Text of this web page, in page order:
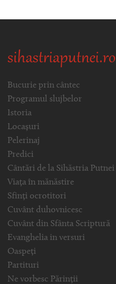
sihastriaputnei.ro
Bucurie prin cântec
Programul slujbelor
Istoria
Locașuri
Pelerinaj
Predici
Cântări de la Sihăstria Putnei
Viața în mănăstire
Sfinți ocrotitori
Cuvânt duhovnicesc
Cuvânt din Sfânta Scriptură
Evanghelia in versuri
Oaspeți
Partituri
Ne vorbesc Părinții